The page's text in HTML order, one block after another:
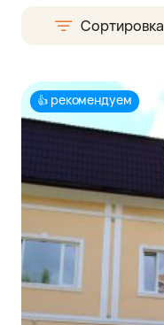
Сортировка
👍рекомендуем